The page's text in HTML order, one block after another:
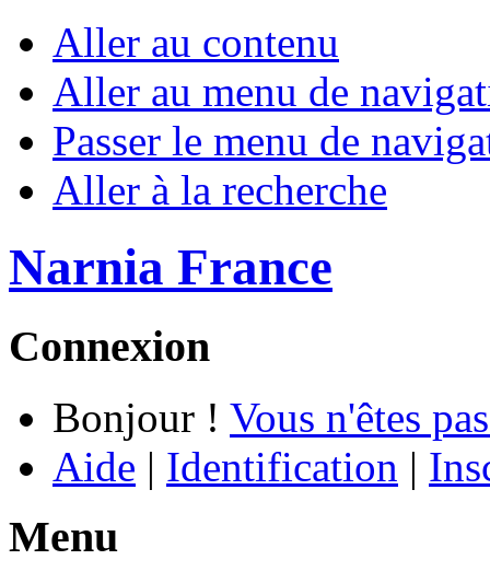
Aller au contenu
Aller au menu de
Passer le menu de
Aller à la recherche
Narnia France
Connexion
Bonjour ! Vous n'êtes
Aide | Identification |
Menu